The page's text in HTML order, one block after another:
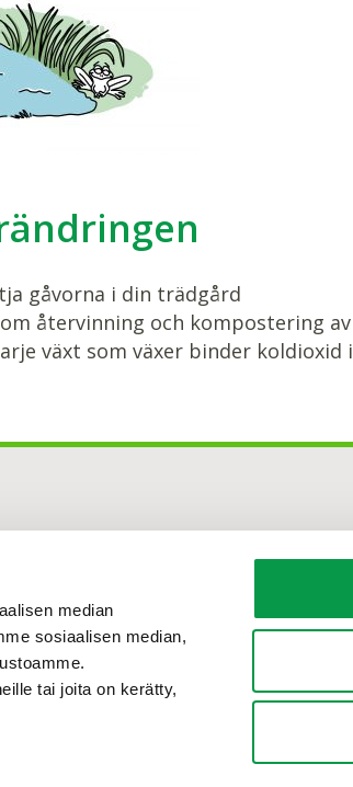
median
sosiaalisen median,
tai joita on kerätty,
gåvorna i din trädgård
återvinning och kompostering
växt som växer binder koldioxid